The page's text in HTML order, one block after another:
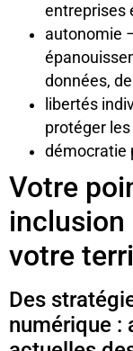
entreprises
autonomie
données,
libertés
protéger
démocratie
Votre
inclusion
votre
Des
numérique :